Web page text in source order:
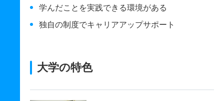
学んだことを実践できる環境がある
独自の制度でキャリアアップサポート
大学の特色